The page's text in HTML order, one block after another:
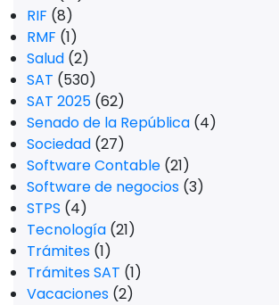
RIF (8)
RMF (1)
Salud (2)
SAT (530)
SAT 2025 (62)
Senado de la República (4)
Sociedad (27)
Software Contable (21)
Software de negocios (3)
STPS (4)
Tecnología (21)
Trámites (1)
Trámites SAT (1)
Vacaciones (2)